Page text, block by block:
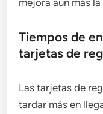
Tiempos de
tarjetas de
Las tarjetas de
tardar más en